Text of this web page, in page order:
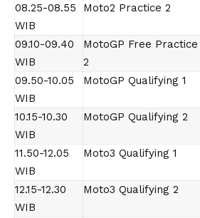
08.25-08.55
WIB
Moto2 Practice 2
09.10-09.40
WIB
MotoGP Free Practice
2
09.50-10.05
WIB
MotoGP Qualifying 1
10.15-10.30
WIB
MotoGP Qualifying 2
11.50-12.05
WIB
Moto3 Qualifying 1
12.15-12.30
WIB
Moto3 Qualifying 2